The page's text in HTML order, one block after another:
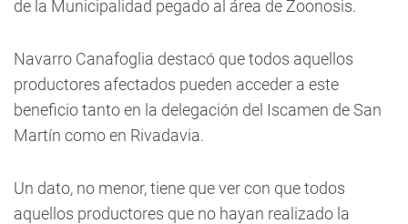
de la Municipalidad pegado al área de Zoonosis.
Navarro Canafoglia destacó que todos aquellos
productores afectados pueden acceder a este
beneficio tanto en la delegación del Iscamen de San
Martín como en Rivadavia.
Un dato, no menor, tiene que ver con que todos
aquellos productores que no hayan realizado la